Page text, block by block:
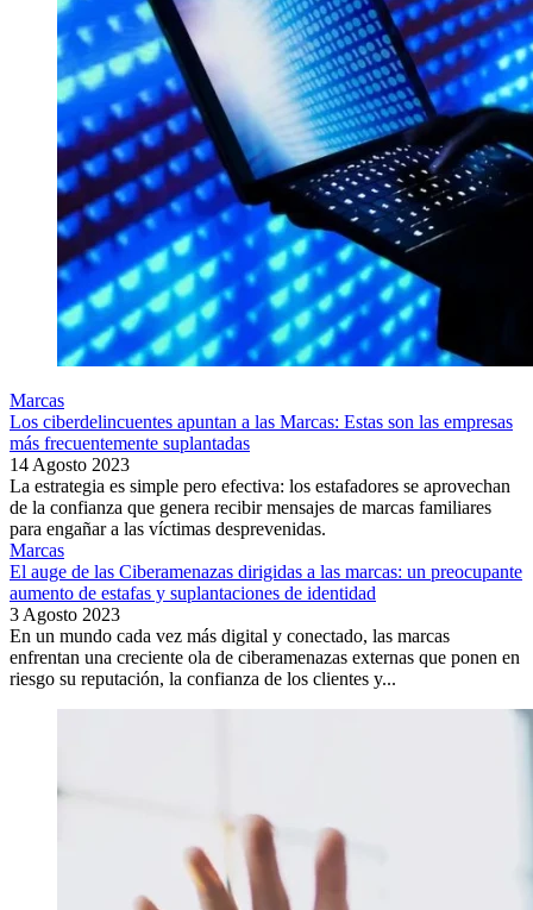
Marcas
Los ciberdelincuentes apuntan a las Marcas: Estas son las empresas
más frecuentemente suplantadas
14 Agosto 2023
La estrategia es simple pero efectiva: los estafadores se aprovechan
de la confianza que genera recibir mensajes de marcas familiares
para engañar a las víctimas desprevenidas.
Marcas
El auge de las Ciberamenazas dirigidas a las marcas: un preocupante
aumento de estafas y suplantaciones de identidad
3 Agosto 2023
En un mundo cada vez más digital y conectado, las marcas
enfrentan una creciente ola de ciberamenazas externas que ponen en
riesgo su reputación, la confianza de los clientes y...